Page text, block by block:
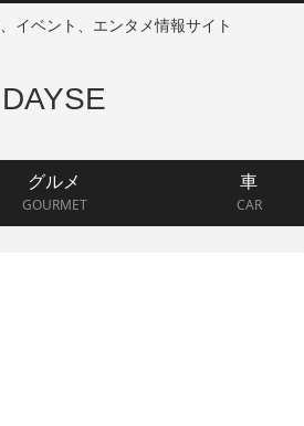
イベント、エンタメ情報サイト
DAYSE
グルメ
GOURMET
車
CAR